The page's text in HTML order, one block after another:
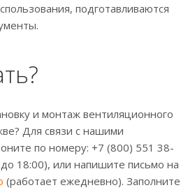
подготавливаются
и монтаж вентиляционного
Для связи с нашими
по номеру: +7 (800) 551 38-
18:00), или напишите письмо на
(работает ежедневно). Заполните